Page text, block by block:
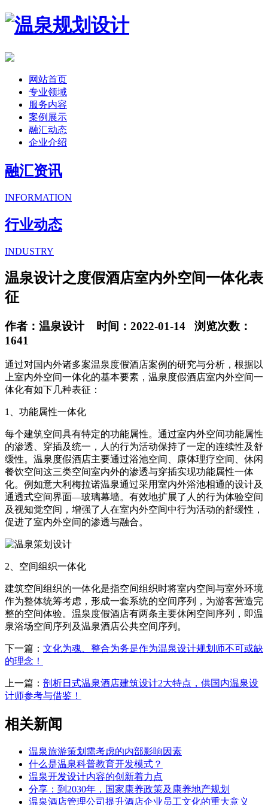
网站首页
专业领域
服务内容
案例展示
融汇动态
企业介绍
融汇资讯
INFORMATION
行业动态
INDUSTRY
温泉设计之度假酒店室内外空间一体化表
征
作者：温泉设计 时间：2022-01-14 浏览次数：
1641
通过对国内外诸多案温泉度假酒店案例的研究与分析，根据以
上室内外空间一体化的基本要素，温泉度假酒店室内外空间一
体化有如下几种表征：
1、功能属性一体化
每个建筑空间具有特定的功能属性。通过室内外空间功能属性
的渗透、穿插及统一，人的行为活动保持了一定的连续性及舒
缓性。温泉度假酒店主要通过浴池空间、康体理疗空间、休闲
餐饮空间这三类空间室内外的渗透与穿插实现功能属性一体
化。例如意大利梅拉诺温泉通过采用室内外浴池相通的设计及
通透式空间界面—玻璃幕墙。有效地扩展了人的行为体验空间
及视知觉空间，增强了人在室内外空间中行为活动的舒缓性，
促进了室内外空间的渗透与融合。
2、空间组织一体化
建筑空间组织的一体化是指空间组织时将室内空间与室外环境
作为整体统筹考虑，形成一套系统的空间序列，为游客营造完
整的空间体验。温泉度假酒店有两条主要休闲空间序列，即温
泉浴场空间序列及温泉酒店公共空间序列。
下一篇： 文化为魂、整合为务是作为温泉设计规划师不可或缺
的理念！
上一篇： 剖析日式温泉酒店建筑设计2大特点，供国内温泉设
计师参考与借鉴！
相关新闻
温泉旅游策划需考虑的内部影响因素
什么是温泉科普教育开发模式？
温泉开发设计内容的创新着力点
分享：到2030年，国家康养政策及康养地产规划
温泉酒店管理公司提升酒店企业员工文化的重大意义